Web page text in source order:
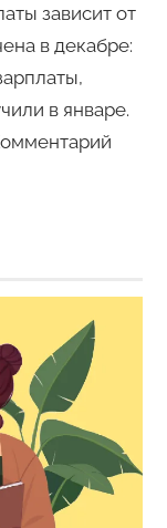
зависит от
в декабре:
в январе.